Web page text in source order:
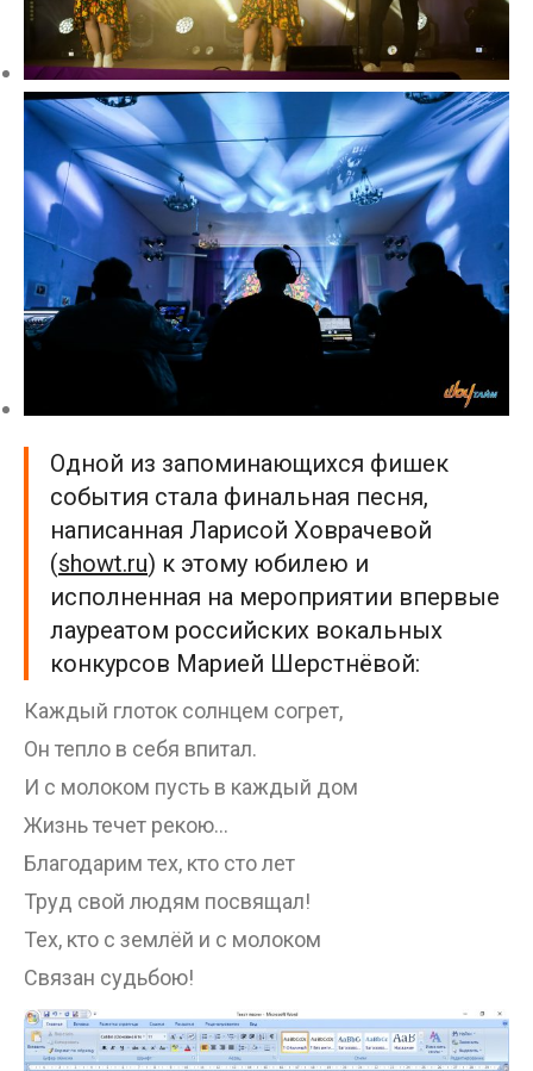
Одной из запоминающихся фишек
события стала финальная песня,
написанная Ларисой Ховрачевой
(showt.ru) к этому юбилею и
исполненная на мероприятии впервые
лауреатом российских вокальных
конкурсов Марией Шерстнёвой:
Каждый глоток солнцем согрет,
Он тепло в себя впитал.
И с молоком пусть в каждый дом
Жизнь течет рекою…
Благодарим тех, кто сто лет
Труд свой людям посвящал!
Тех, кто с землёй и с молоком
Связан судьбою!